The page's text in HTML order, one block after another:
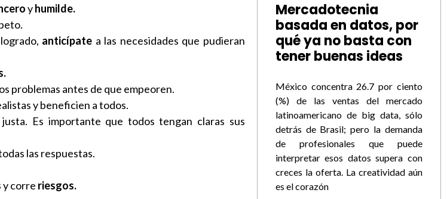
yhumilde.
anticípate a las necesidades que pudieran
problemas antes de que empeoren.
y beneficien a todos.
Es importante que todos tengan claras sus
las respuestas.
y corre riesgos.
Mercadotecnia
basada en datos, por
qué ya no basta con
tener buenas ideas
México concentra 26.7 por ciento
(%) de las ventas del mercado
latinoamericano de big data, sólo
detrás de Brasil; pero la demanda
de profesionales que puede
interpretar esos datos supera con
creces la oferta. La creatividad aún
es el corazón